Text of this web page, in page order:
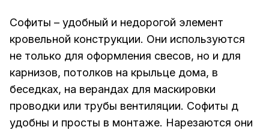
Софиты – удобный и недорогой элемент
кровельной конструкции. Они используются
не только для оформления свесов, но и для
карнизов, потолков на крыльце дома, в
беседках, на верандах для маскировки
проводки или трубы вентиляции. Софиты д
удобны и просты в монтаже. Нарезаются они